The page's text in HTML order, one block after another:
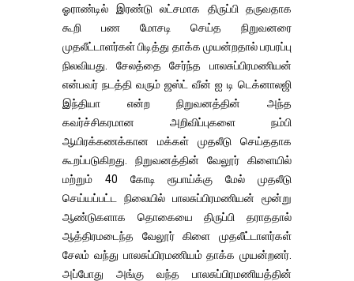
ஓராண்டில் இரண்டு லட்சமாக திருப்பி தருவதாக
கூறி பண மோசடி செய்த நிறுவனரை
முதலீட்டாளர்கள் பிடித்து தாக்க முயன்றதால் பரபரப்பு
நிலவியது. சேலத்தை சேர்ந்த பாலசுப்பிரமணியன்
என்பவர் நடத்தி வரும் ஜஸ்ட் வீன் ஐ டி டெக்னாலஜி
இந்தியா என்ற நிறுவனத்தின் அந்த
கவர்ச்சிகரமான அறிவிப்புகளை நம்பி
ஆயிரக்கணக்கான மக்கள் முதலீடு செய்ததாக
கூறப்படுகிறது. நிறுவனத்தின் வேலூர் கிளையில்
மற்றும் 40 கோடி ரூபாய்க்கு மேல் முதலீடு
செய்யப்பட்ட நிலையில் பாலசுப்பிரமணியன் மூன்று
ஆண்டுகளாக தொகையை திருப்பி தராததால்
ஆத்திரமடைந்த வேலூர் கிளை முதலீட்டாளர்கள்
சேலம் வந்து பாலசுப்பிரமணியம் தாக்க முயன்றனர்.
அப்போது அங்கு வந்த பாலசுப்பிரமணியத்தின்